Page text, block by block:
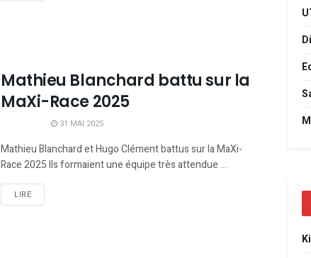
Mathieu Blanchard battu sur la
MaXi-Race 2025
31 MAI 2025
Mathieu Blanchard et Hugo Clément battus sur la MaXi-
Race 2025 Ils formaient une équipe très attendue ...
LIRE